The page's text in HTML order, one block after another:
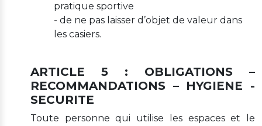
pratique sportive
- de ne pas laisser d’objet de valeur dans
les casiers.
ARTICLE 5 : OBLIGATIONS –
RECOMMANDATIONS – HYGIENE -
SECURITE
Toute personne qui utilise les espaces et le